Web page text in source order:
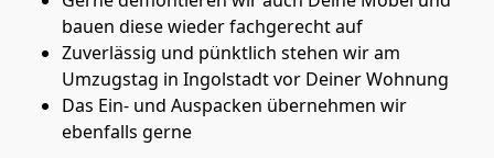
bauen diese wieder fachgerecht auf
Zuverlässig und pünktlich stehen wir am
Umzugstag in Ingolstadt vor Deiner Wohnung
Das Ein- und Auspacken übernehmen wir
ebenfalls gerne